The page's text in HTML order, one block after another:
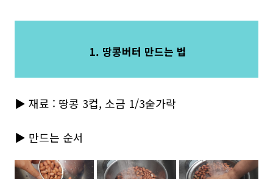
1. 땅콩버터 만드는 법
▶ 재료 : 땅콩 3컵, 소금 1/3숟가락
▶ 만드는 순서